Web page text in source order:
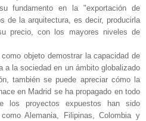
fundamento en la "exportación de
de la arquitectura, es decir, producirla
precio, con los mayores niveles de
objeto demostrar la capacidad de
a la sociedad en un ámbito globalizado
también se puede apreciar cómo la
en Madrid se ha propagado en todo
los proyectos expuestos han sido
Alemania, Filipinas, Colombia y